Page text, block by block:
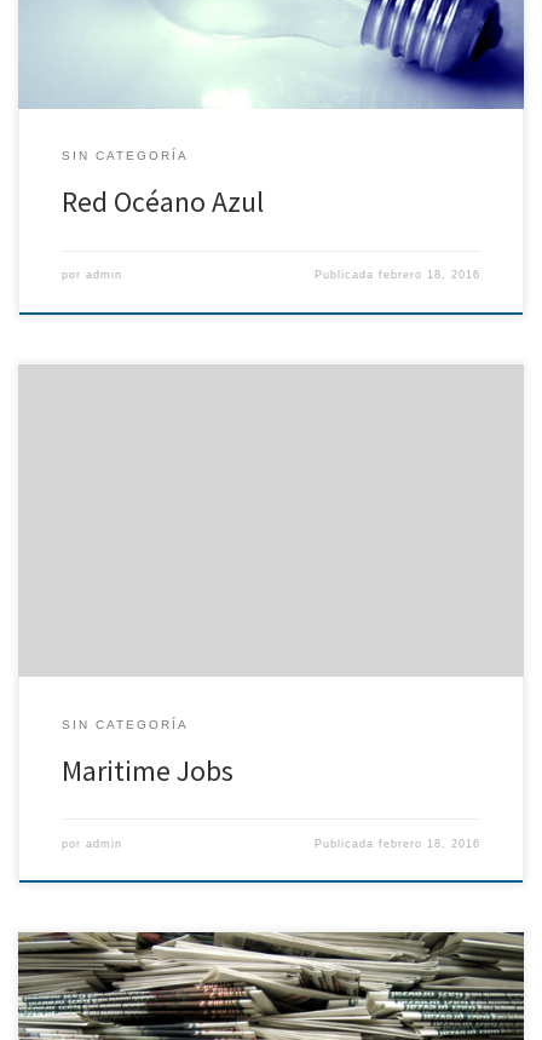
marítimo que […]
SIN CATEGORÍA
Red Océano Azul
por admin Publicadafebrero 18, 2016
SIN CATEGORÍA
Maritime Jobs
por admin Publicadafebrero 18, 2016